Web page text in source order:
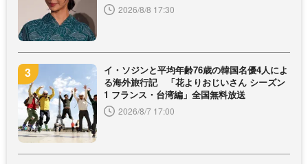
2026/8/8 17:30
イ・ソジンと平均年齢76歳の韓国名優4人によ
る海外旅行記 「花よりおじいさん シーズン
1 フランス・台湾編」全国無料放送
2026/8/7 17:00